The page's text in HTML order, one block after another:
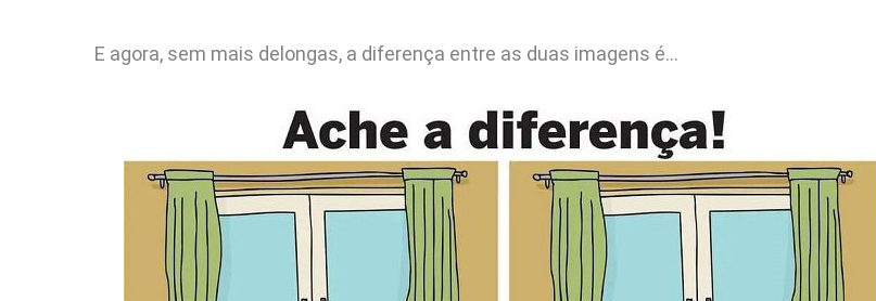
E agora, sem mais delongas, a diferença entre as duas imagens é…